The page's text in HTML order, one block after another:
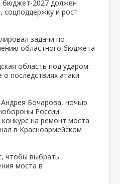
бюджет‑2027 должен
соцподдержку и рост
задачи по
областного бюджета
область под ударом:
последствиях атаки
Бочарова, ночью
России…
на ремонт моста
в Красноармейском
чтобы выбрать
моста в